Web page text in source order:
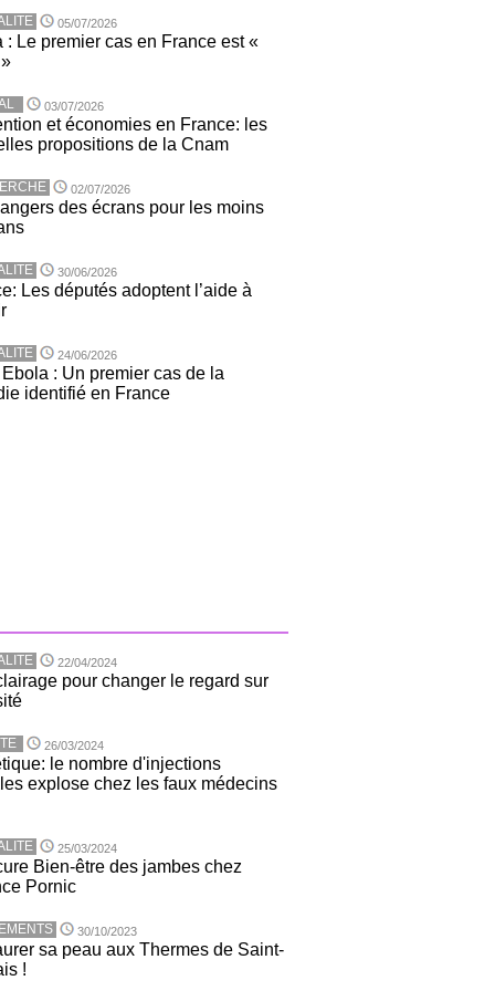
05/07/2026
: Le premier cas en France est «
03/07/2026
et économies en France: les
propositions de la Cnam
02/07/2026
des écrans pour les moins
30/06/2026
Les députés adoptent l’aide à
24/06/2026
: Un premier cas de la
identifié en France
22/04/2024
pour changer le regard sur
26/03/2024
le nombre d'injections
explose chez les faux médecins
25/03/2024
Bien-être des jambes chez
Pornic
30/10/2023
sa peau aux Thermes de Saint-
!